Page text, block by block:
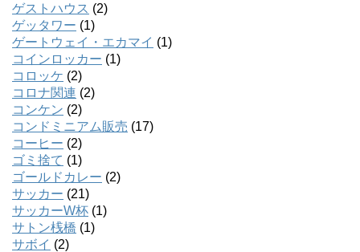
ゲストハウス (2)
ゲッタワー (1)
ゲートウェイ・エカマイ (1)
コインロッカー (1)
コロッケ (2)
コロナ関連 (2)
コンケン (2)
コンドミニアム販売 (17)
コーヒー (2)
ゴミ捨て (1)
ゴールドカレー (2)
サッカー (21)
サッカーW杯 (1)
サトン桟橋 (1)
サボイ (2)